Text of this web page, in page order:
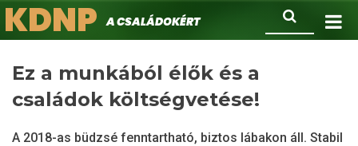
Ugrás
a
Keresés
KDNPA családokért.
Ez a munkából élők és a
családok költségvetése!
A 2018-as büdzsé fenntartható, biztos lábakon áll. Stabil